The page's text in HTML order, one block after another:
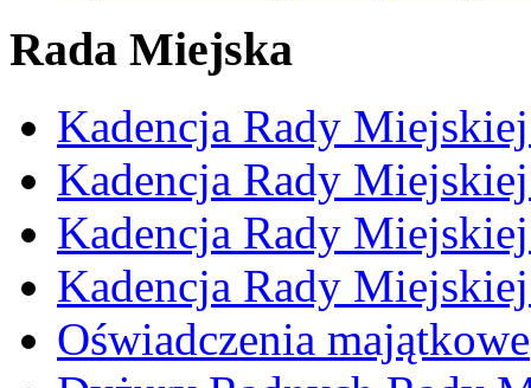
Rada Miejska
Kadencja Rady
Kadencja Rady
Kadencja Rady
Kadencja Rady
Oświadczenia majątkowe